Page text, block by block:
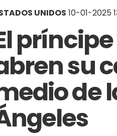
UNIDOS 10-01-2025
su
de